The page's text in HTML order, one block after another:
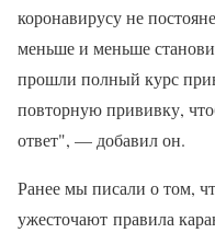
коронавирусу не
меньше и меньше
прошли полный курс
повторную прививку,
ответ", — добавил он.
Ранее мы писали о том,
ужесточают правила